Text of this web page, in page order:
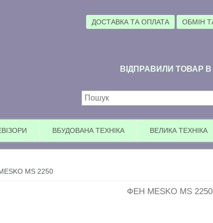
ДОСТАВКА ТА ОПЛАТА ОБМІН
ВІДПРАВИЛИ ТОВАР
Пошукова форма
ВБУДОВАНА ТЕХНІКА ВЕЛИКА ТЕХНІКА
MS 2250
ФЕН MESKO MS 2250